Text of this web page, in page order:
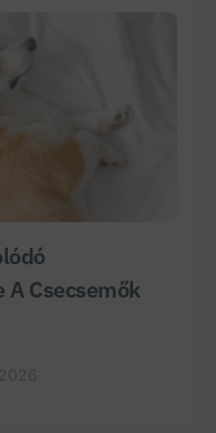
Csecsemők